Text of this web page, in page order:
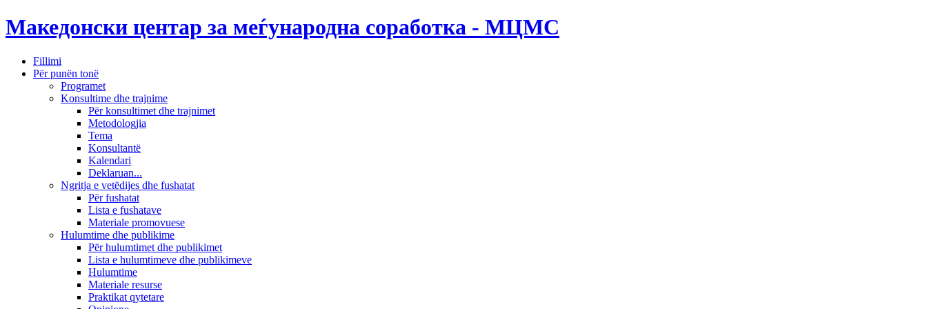
Македонски центар за меѓународна соработка - МЦМС
Fillimi
Për punën tonë
Programet
Konsultime dhe trajnime
Për konsultimet dhe trajnimet
Metodologjia
Tema
Konsultantë
Kalendari
Deklaruan...
Ngritja e vetëdijes dhe fushatat
Për fushatat
Lista e fushatave
Materiale promovuese
Hulumtime dhe publikime
Për hulumtimet dhe publikimet
Lista e hulumtimeve dhe publikimeve
Hulumtime
Materiale resurse
Praktikat qytetare